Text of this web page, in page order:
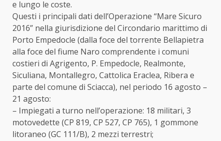
e lungo le coste.
Questi i principali dati dell’Operazione “Mare Sicuro
2016” nella giurisdizione del Circondario marittimo di
Porto Empedocle (dalla foce del torrente Bellapietra
alla foce del fiume Naro comprendente i comuni
costieri di Agrigento, P. Empedocle, Realmonte,
Siculiana, Montallegro, Cattolica Eraclea, Ribera e
parte del comune di Sciacca), nel periodo 16 agosto –
21 agosto:
– Impiegati a turno nell’operazione: 18 militari, 3
motovedette (CP 819, CP 527, CP 765), 1 gommone
litoraneo (GC 111/B), 2 mezzi terrestri;